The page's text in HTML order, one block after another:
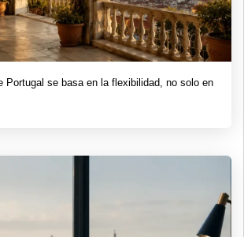
Portugal se basa en la flexibilidad, no solo en